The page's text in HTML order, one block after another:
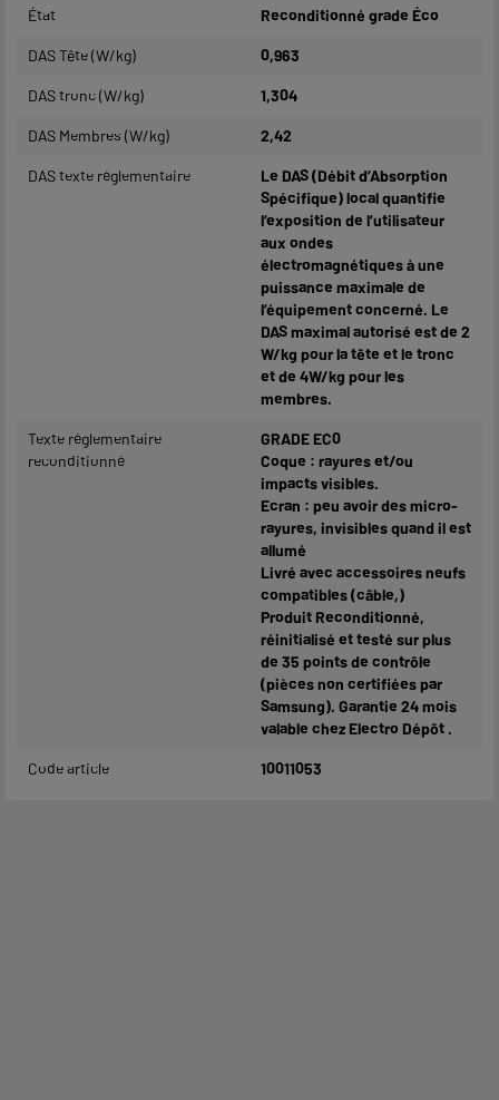
État Reconditionné grade Éco
DAS Tête (W/kg) 0,963
DAS tronc (W/kg) 1,304
DAS Membres (W/kg) 2,42
DAS texte réglementaire
Le DAS (Débit d’Absorption
Spécifique) local quantifie
l’exposition de l’utilisateur
aux ondes
électromagnétiques à une
puissance maximale de
l’équipement concerné. Le
DAS maximal autorisé est de 2
W/kg pour la tête et le tronc
et de 4W/kg pour les
membres.
Texte réglementaire
reconditionné
GRADE EC0
Coque : rayures et/ou
impacts visibles.
Ecran : peu avoir des micro-
rayures, invisibles quand il est
allumé
Livré avec accessoires neufs
compatibles (câble,)
Produit Reconditionné,
réinitialisé et testé sur plus
de 35 points de contrôle
(pièces non certifiées par
Samsung). Garantie 24 mois
valable chez Electro Dépôt .
Code article 10011053